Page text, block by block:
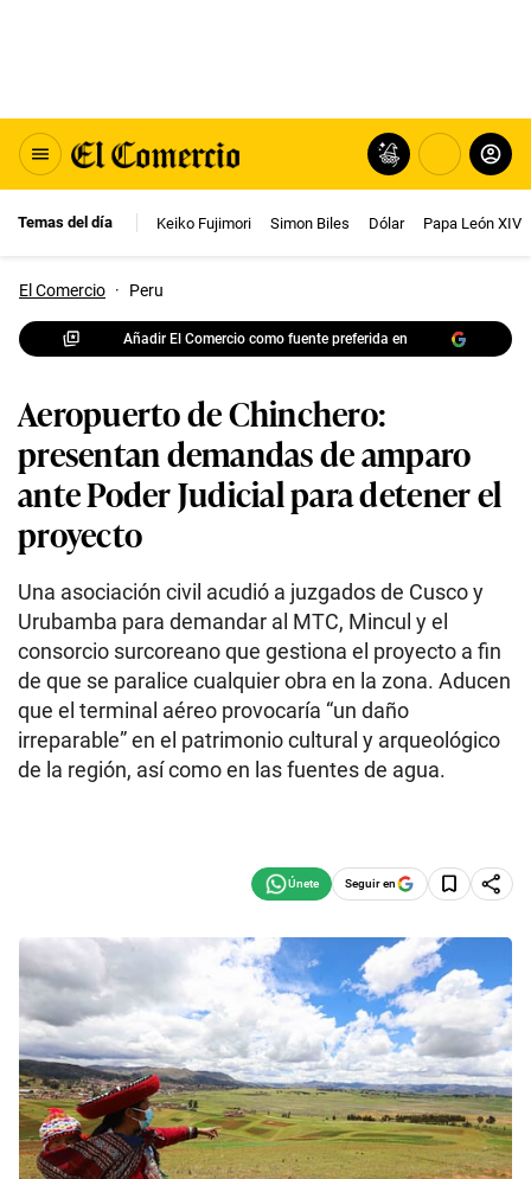
Temas del día Keiko Fujimori Simon Biles Dólar Papa León XIV
El Comercio · Peru
Añadir El Comercio como fuente preferida en
Aeropuerto de Chinchero:
presentan demandas de amparo
ante Poder Judicial para detener el
proyecto
Una asociación civil acudió a juzgados de Cusco y
Urubamba para demandar al MTC, Mincul y el
consorcio surcoreano que gestiona el proyecto a fin
de que se paralice cualquier obra en la zona. Aducen
que el terminal aéreo provocaría “un daño
irreparable” en el patrimonio cultural y arqueológico
de la región, así como en las fuentes de agua.
Seguir en